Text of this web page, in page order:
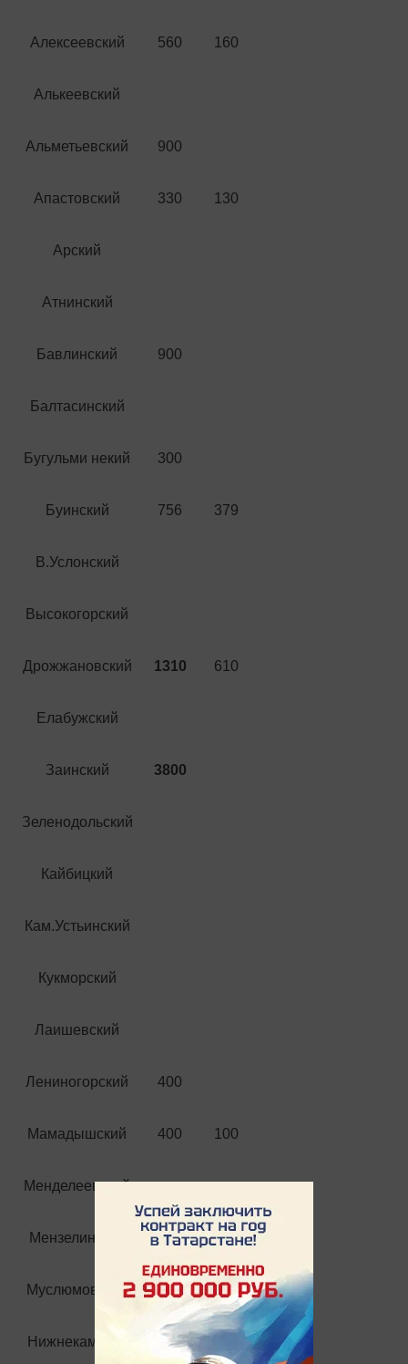
Алексеевский 560 160
Алькеевский
Альметьевский 900
Апастовский 330 130
Арский
Атнинский
Бавлинский 900
Балтасинский
Бугульми некий 300
Буинский 756 379
В.Услонский
Высокогорский
Дрожжановский 1310 610
Елабужский
Заинский 3800
Зеленодольский
Кайбицкий
Кам.Устьинский
Кукморский
Лаишевский
Лениногорский 400
Мамадышский 400 100
Менделеевский
Мензелинский 200 200
Муслюмовский 100
Нижнекамский 240